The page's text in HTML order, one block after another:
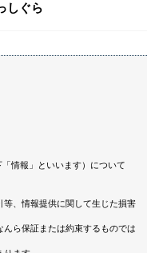
しぐら
情報」といいます）について
、情報提供に関して生じた損害
ら保証または約束するものでは